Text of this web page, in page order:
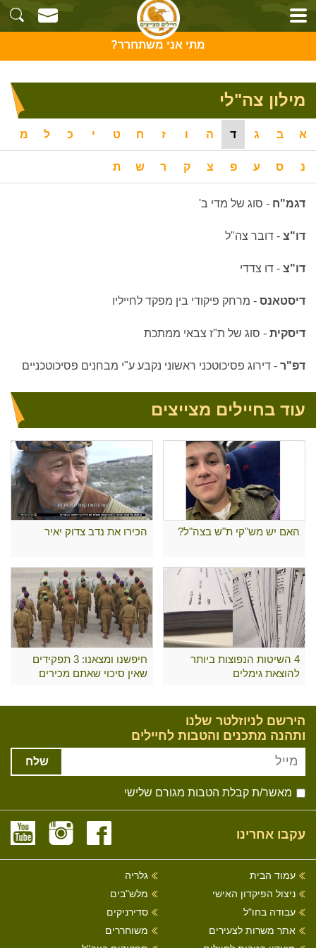
מתי אני משתחרר?
מילון צה"לי
א ב ג ד ה ו ז ח ט י כ ל מ
נ ס ע פ צ ק ר ש ת
דגמ"ח - סוג של מדי ב'
דו"צ - דובר צה"ל
דו"צ - דו צדדי
דיסטאנס - מרחק פיקודי בין מפקד לחייליו
דיסקית - סוג של ת"ז צבאי ממתכת
דפ"ר - דירוג פסיכוטכני ראשוני נקבע ע"י מבחנים פסיכוטכניים
עוד בחיילים מצייצים
האם יש מש"קי ת"ש בצה"ל? הכירו את נדב צדוק יאיר
4 השיטות הנפוצות ביותר
להוצאת גימלים
חיפשנו ומצאנו: 3 תפקידים
שאין סיכוי שאתם מכירים
הירשם לניוזלטר שלנו
ותהנה מתכנים והטבות לחיילים
שלח
מאשר/ת קבלת הטבות מגורם שלישי
עקבו אחרינו
עמוד הבית
ניצול הפיקדון האישי
עבודה בחו"ל
אתר משרות לצעירים
גלריה
מלש"בים
סדירניקים
משוחררים